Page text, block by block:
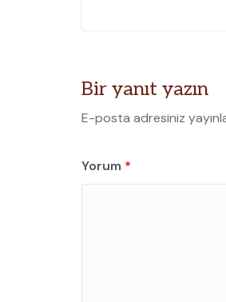
Bir yanıt yazın
E-posta adresiniz
Yorum *